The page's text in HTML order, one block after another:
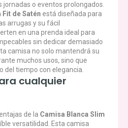
jornadas o eventos prolongados.
Fit de Satén está diseñada para
arrugas y su fácil
en una prenda ideal para
sin dedicar demasiado
camisa no solo mantendrá su
muchos usos, sino que
del tiempo con elegancia.
cualquier
de la Camisa Blanca Slim
versatilidad. Esta camisa